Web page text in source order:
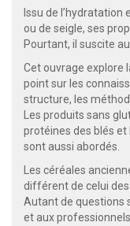
Issu de l’hydratation
ou de seigle, ses
Pourtant, il suscite
Cet ouvrage explore
point sur les
structure, les
Les produits sans
protéines des blés
sont aussi abordés.
Les céréales
différent de celui
Autant de questions
et aux